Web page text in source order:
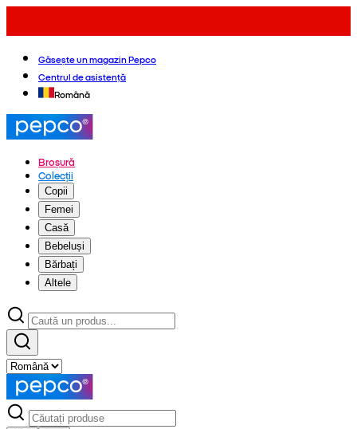
Găsește un magazin Pepco
Centrul de asistență
Română
Broșură
Colecții
Copii
Femei
Casă
Bebeluși
Bărbați
Altele